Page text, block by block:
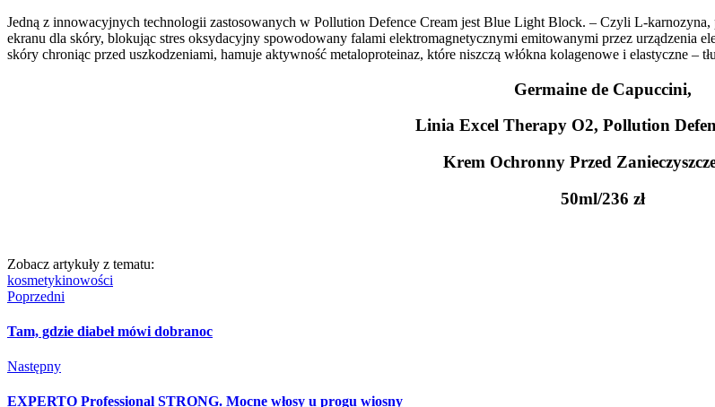
Jedną z innowacyjnych technologii zastosowanych w Pollution Defence Cream jest Blue Light Block. – Czyli L-
ekranu dla skóry, blokując stres oksydacyjny spowodowany falami elektromagnetycznymi emitowanymi przez urządzenia
skóry chroniąc przed uszkodzeniami, hamuje aktywność metaloproteinaz, które niszczą włókna kolagenowe i elastyczne –
Germaine de Capuccini,
Linia Excel Therapy O2, Pollution
Krem Ochronny Przed
50ml/236 zł
Zobacz artykuły z tematu:
kosmetykinowości
Poprzedni
Tam, gdzie diabeł mówi dobranoc
Następny
EXPERTO Professional STRONG. Mocne włosy u progu wiosny